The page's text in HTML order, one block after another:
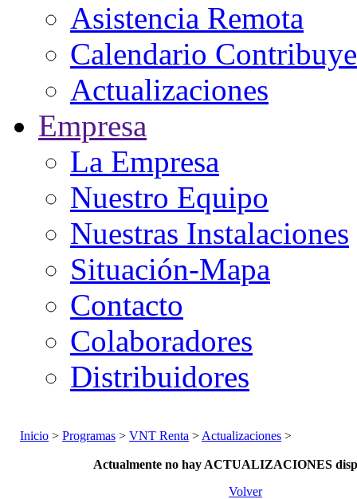
Asistencia Remota
Calendario
Actualizaciones
Empresa
La Empresa
Nuestro Equipo
Nuestras Instalaciones
Situación-Mapa
Contacto
Colaboradores
Distribuidores
Inicio > Programas > VNT Renta > Actualizaciones >
Actualmente no hay ACTUALIZACIONES
Volver